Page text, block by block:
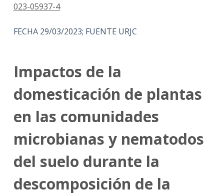
023-05937-4
FECHA 29/03/2023; FUENTE URJC
Impactos de la
domesticación de plantas
en las comunidades
microbianas y nematodos
del suelo durante la
descomposición de la